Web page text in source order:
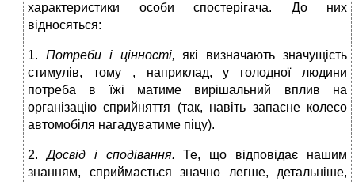
характеристики особи спостерігача. До них
відносяться:
1. Потреби і цінності, які визначають значущість
стимулів, тому , наприклад, у голодної людини
потреба в їжі матиме вирішальний вплив на
організацію сприйняття (так, навіть запасне колесо
автомобіля нагадуватиме піцу).
2.Досвід і сподівання.Те, що відповідає нашим
знанням, сприймається значно легше, детальніше,